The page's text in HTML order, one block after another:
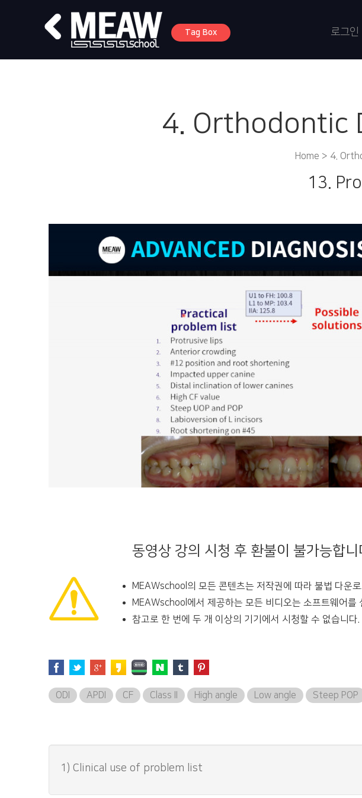
Tag Box 로그인
4. Orthodontic
Home > 4.
13.
동영상 강의 시청 후 환불이 불가능합니
MEAWschool의 모든 콘텐츠는 저작권에 따라 불법 다운
MEAWschool에서 제공하는 모든 비디오는 소프트웨어
참고로 한 번에 두 개 이상의 기기에서 시청할 수 없습니다.
ODI APDI CF Class II High angle Low angle Steep POP
1) Clinical use of problem list